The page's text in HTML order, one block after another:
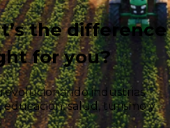
the difference
for you?
industrias
salud, turismo y